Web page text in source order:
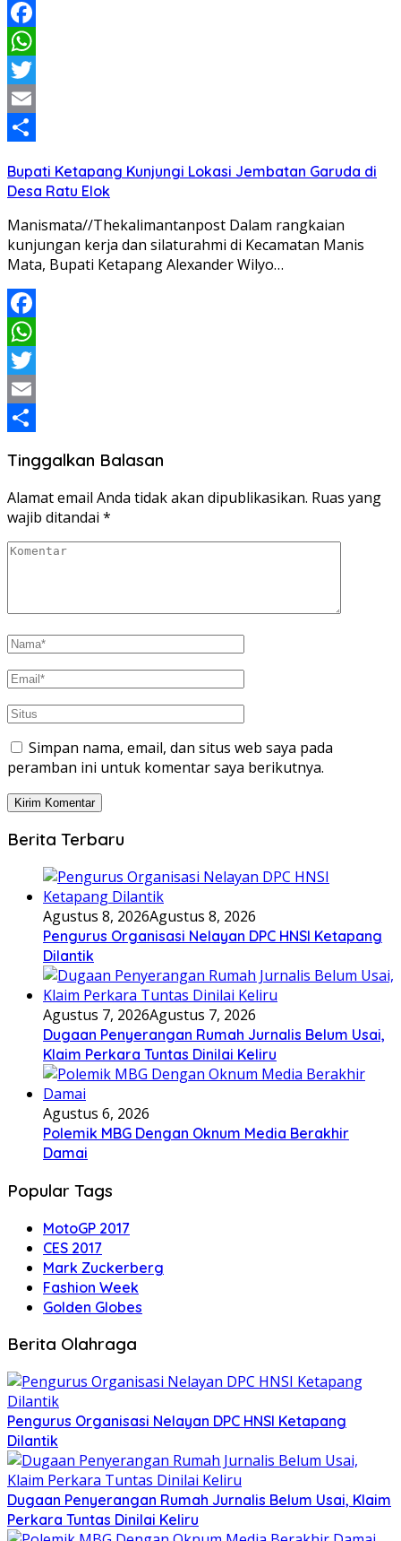
Facebook
WhatsApp
Twitter
Email
Bupati Ketapang Kunjungi Lokasi Jembatan Garuda di
Desa Ratu Elok
Manismata//Thekalimantanpost Dalam rangkaian
kunjungan kerja dan silaturahmi di Kecamatan Manis
Mata, Bupati Ketapang Alexander Wilyo…
Facebook
WhatsApp
Twitter
Email
Tinggalkan Balasan
Alamat email Anda tidak akan dipublikasikan. Ruas yang
wajib ditandai *
Simpan nama, email, dan situs web saya pada
peramban ini untuk komentar saya berikutnya.
Berita Terbaru
Agustus 8, 2026Agustus 8, 2026
Pengurus Organisasi Nelayan DPC HNSI Ketapang
Dilantik
Agustus 7, 2026Agustus 7, 2026
Dugaan Penyerangan Rumah Jurnalis Belum Usai,
Klaim Perkara Tuntas Dinilai Keliru
Agustus 6, 2026
Polemik MBG Dengan Oknum Media Berakhir
Damai
Popular Tags
MotoGP 2017
CES 2017
Mark Zuckerberg
Fashion Week
Golden Globes
Berita Olahraga
Pengurus Organisasi Nelayan DPC HNSI Ketapang
Dilantik
Dugaan Penyerangan Rumah Jurnalis Belum Usai, Klaim
Perkara Tuntas Dinilai Keliru